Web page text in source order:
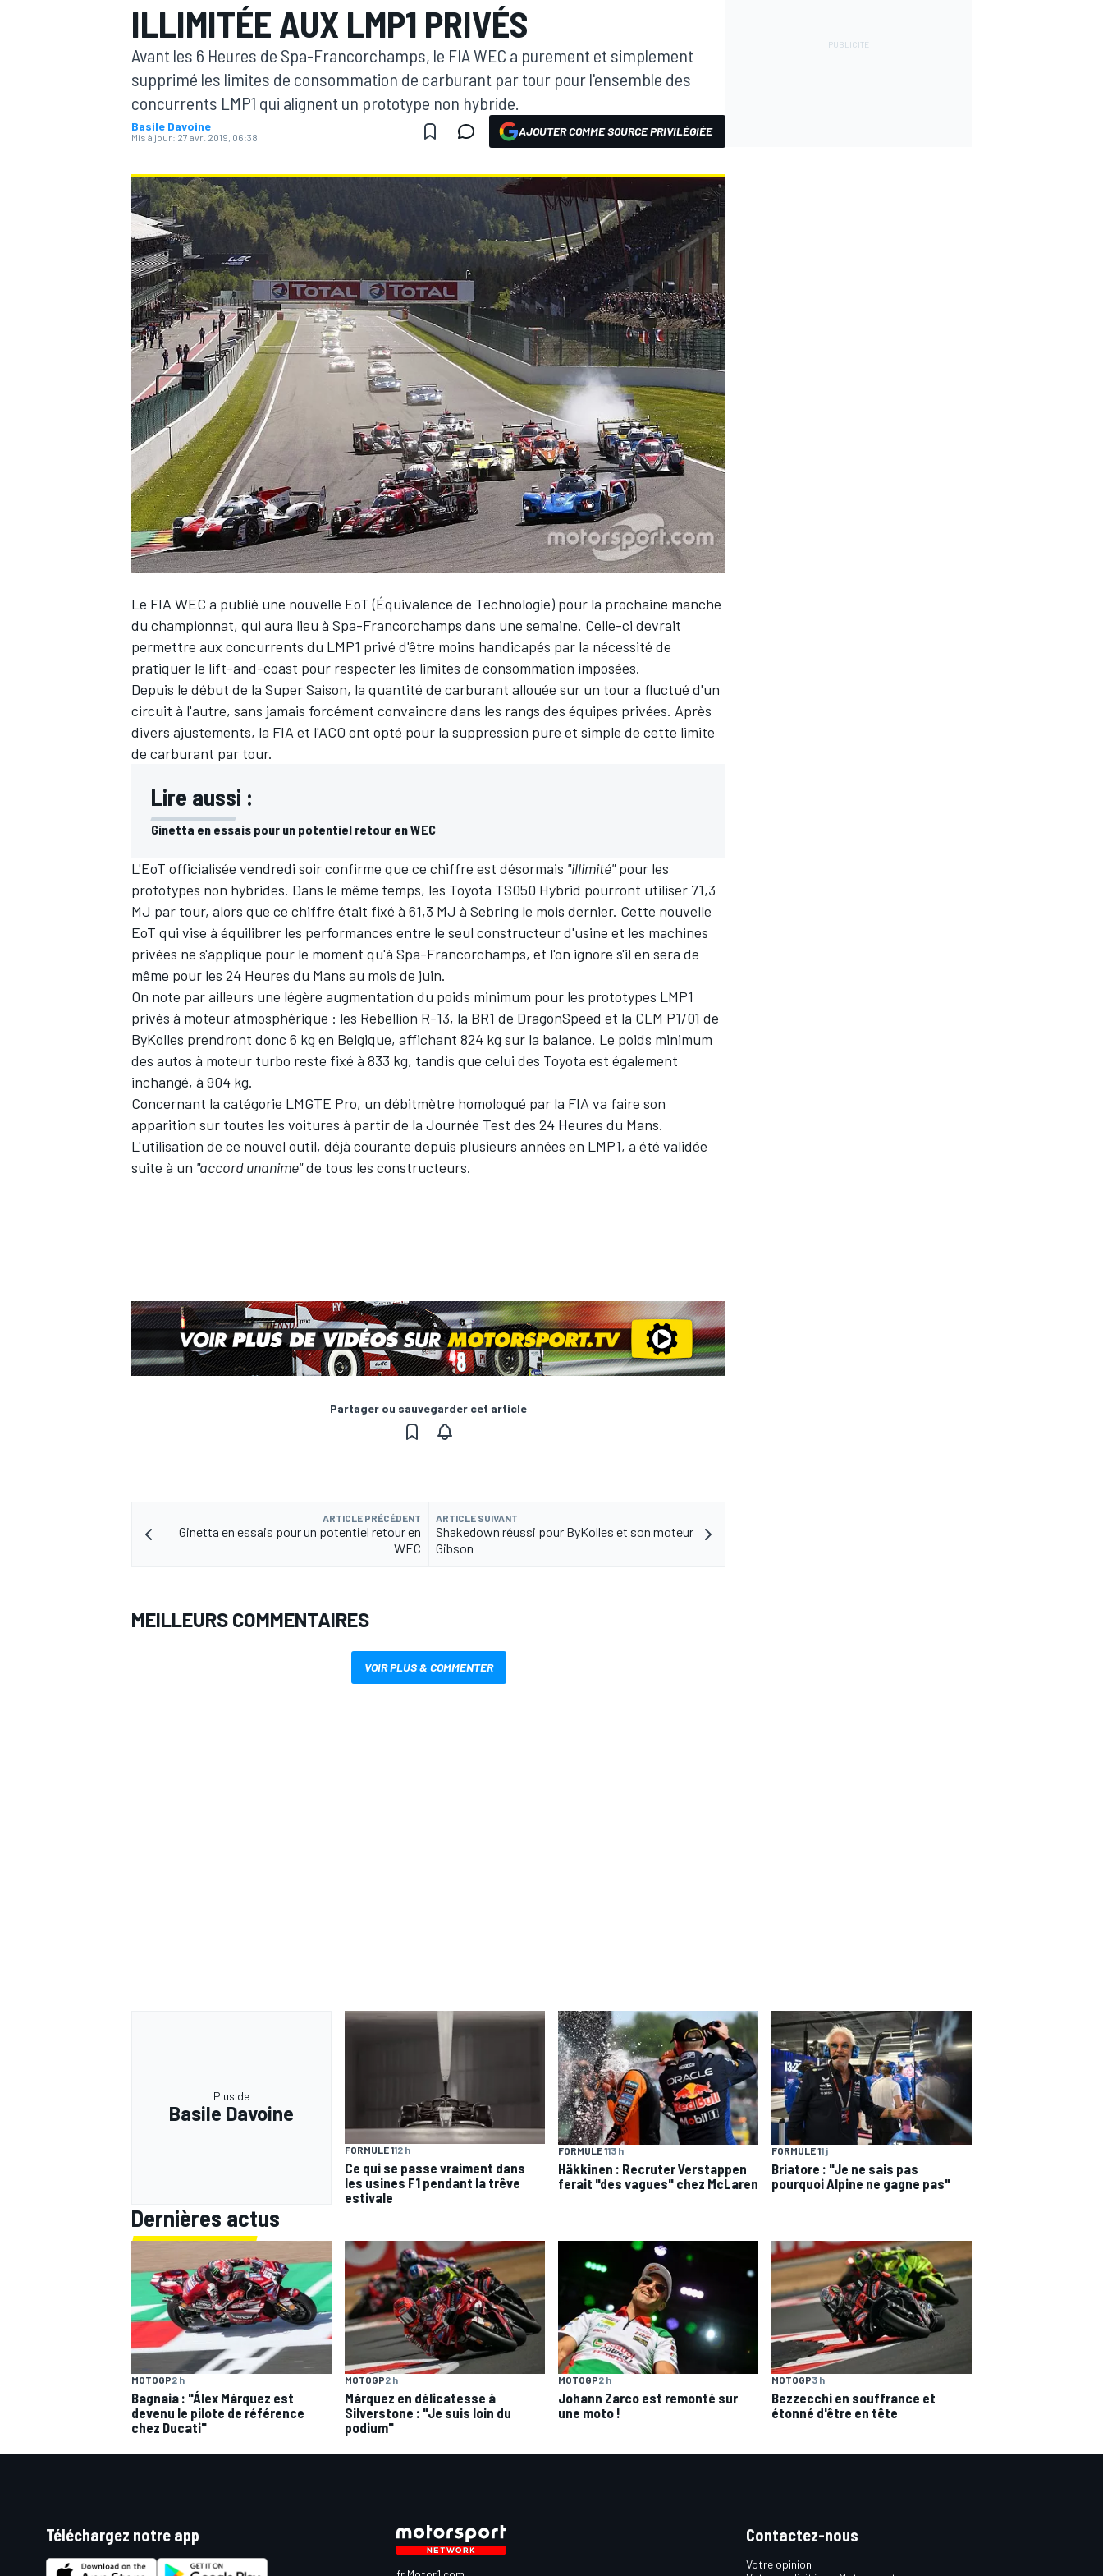
MOTOGP
WRC
WEC
ILLIMITÉE AUX LMP1 PRIVÉS
Avant les 6 Heures de Spa-Francorchamps, le FIA WEC a purement et simplement
supprimé les limites de consommation de carburant par tour pour l'ensemble des
concurrents LMP1 qui alignent un prototype non hybride.
Basile Davoine
Mis à jour: 27 avr. 2019, 06:38 AJOUTER COMME SOURCE PRIVILÉGIÉE
Le FIA WEC a publié une nouvelle EoT (Équivalence de Technologie) pour la prochaine manche
du championnat, qui aura lieu à Spa-Francorchamps dans une semaine. Celle-ci devrait
permettre aux concurrents du LMP1 privé d'être moins handicapés par la nécessité de
pratiquer le lift-and-coast pour respecter les limites de consommation imposées.
Depuis le début de la Super Saison, la quantité de carburant allouée sur un tour a fluctué d'un
circuit à l'autre, sans jamais forcément convaincre dans les rangs des équipes privées. Après
divers ajustements, la FIA et l'ACO ont opté pour la suppression pure et simple de cette limite
de carburant par tour.
Lire aussi :
Ginetta en essais pour un potentiel retour en WEC
L'EoT officialisée vendredi soir confirme que ce chiffre est désormais "illimité"pour les
prototypes non hybrides. Dans le même temps, les Toyota TS050 Hybrid pourront utiliser 71,3
MJ par tour, alors que ce chiffre était fixé à 61,3 MJ à Sebring le mois dernier. Cette nouvelle
EoT qui vise à équilibrer les performances entre le seul constructeur d'usine et les machines
privées ne s'applique pour le moment qu'à Spa-Francorchamps, et l'on ignore s'il en sera de
même pour les 24 Heures du Mans au mois de juin.
On note par ailleurs une légère augmentation du poids minimum pour les prototypes LMP1
privés à moteur atmosphérique : les Rebellion R-13, la BR1 de DragonSpeed et la CLM P1/01 de
ByKolles prendront donc 6 kg en Belgique, affichant 824 kg sur la balance. Le poids minimum
des autos à moteur turbo reste fixé à 833 kg, tandis que celui des Toyota est également
inchangé, à 904 kg.
Concernant la catégorie LMGTE Pro, un débitmètre homologué par la FIA va faire son
apparition sur toutes les voitures à partir de la Journée Test des 24 Heures du Mans.
L'utilisation de ce nouvel outil, déjà courante depuis plusieurs années en LMP1, a été validée
suite à un "accord unanime"de tous les constructeurs.
Partager ou sauvegarder cet article
ARTICLE PRÉCÉDENT
Ginetta en essais pour un potentiel retour en
WEC
ARTICLE SUIVANT
Shakedown réussi pour ByKolles et son moteur
Gibson
MEILLEURS COMMENTAIRES
VOIR PLUS & COMMENTER
Plus de
Basile Davoine
FORMULE 112 h
Ce qui se passe vraiment dans
les usines F1 pendant la trêve
estivale
FORMULE 113 h
Häkkinen : Recruter Verstappen
ferait "des vagues" chez McLaren
FORMULE 11 j
Briatore : "Je ne sais pas
pourquoi Alpine ne gagne pas"
Dernières actus
MOTOGP2 h
Bagnaia : "Álex Márquez est
devenu le pilote de référence
chez Ducati"
MOTOGP2 h
Márquez en délicatesse à
Silverstone : "Je suis loin du
podium"
MOTOGP2 h
Johann Zarco est remonté sur
une moto !
MOTOGP3 h
Bezzecchi en souffrance et
étonné d'être en tête
Téléchargez notre app Contactez-nous
Votre opinion